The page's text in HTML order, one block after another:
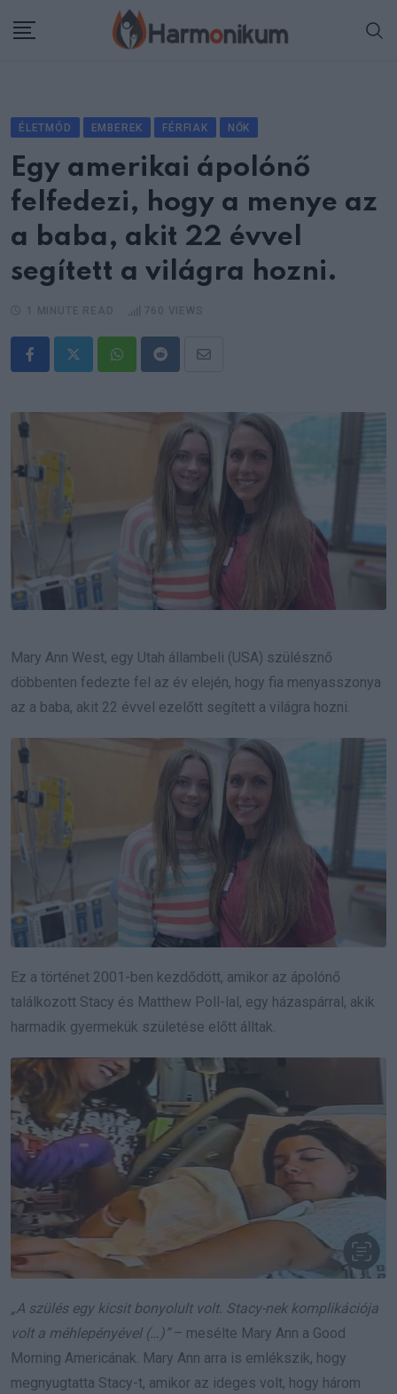
ÉLETMÓD EMBEREK FÉRFIAK NŐK
Egy amerikai ápolónő
felfedezi, hogy a menye az
a baba, akit 22 évvel
segített a világra hozni.
WhatsappRedditShare
Email
Mary Ann West, egy Utah állambeli (USA) szülésznő
döbbenten fedezte fel az év elején, hogy fia menyasszonya
az a baba, akit 22 évvel ezelőtt segített a világra hozni.
Ez a történet 2001-ben kezdődött, amikor az ápolónő
találkozott Stacy és Matthew Poll-lal, egy házaspárral, akik
harmadik gyermekük születése előtt álltak.
„A szülés egy kicsit bonyolult volt. Stacy-nek komplikációja
volt a méhlepényével (…)”– mesélte Mary Ann a Good
Morning Americának. Mary Ann arra is emlékszik, hogy
megnyugtatta Stacy-t, amikor az ideges volt, hogy három